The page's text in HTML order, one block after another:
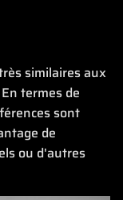
similaires aux
termes de
sont
de
ou d'autres